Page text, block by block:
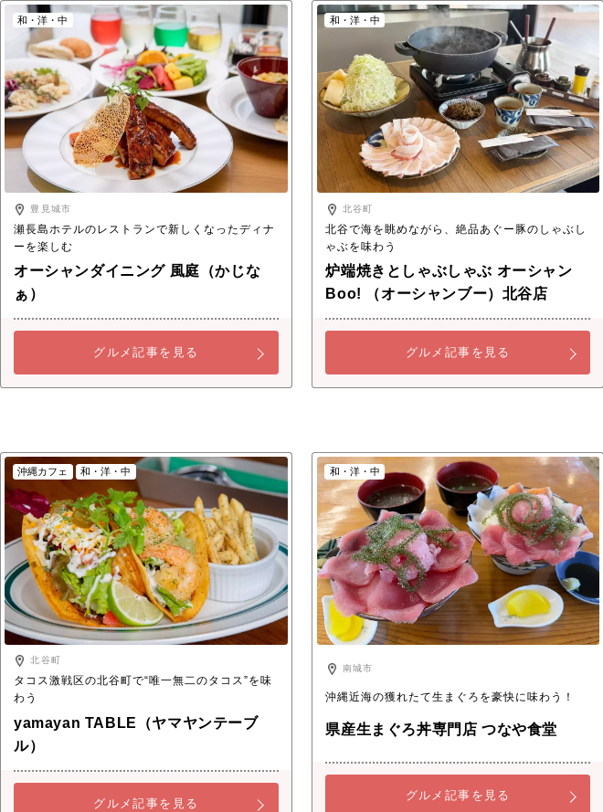
和・洋・中
豊見城市
瀬長島ホテルのレストランで新しくなったディナ
ーを楽しむ
オーシャンダイニング 風庭（かじな
ぁ）
グルメ記事を見る
和・洋・中
北谷町
北谷で海を眺めながら、絶品あぐー豚のしゃぶし
ゃぶを味わう
炉端焼きとしゃぶしゃぶ オーシャン
Boo! （オーシャンブー）北谷店
グルメ記事を見る
沖縄カフェ 和・洋・中
北谷町
タコス激戦区の北谷町で“唯一無二のタコス”を味
わう
yamayan TABLE（ヤマヤンテーブ
ル）
グルメ記事を見る
和・洋・中
南城市
沖縄近海の獲れたて生まぐろを豪快に味わう！
県産生まぐろ丼専門店 つなや食堂
グルメ記事を見る